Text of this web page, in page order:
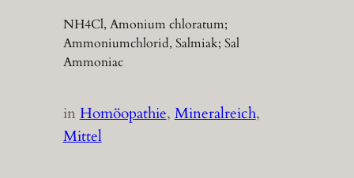
NH4Cl, Amonium chloratum;
Ammoniumchlorid, Salmiak; Sal
Ammoniac
inHomöopathie, Mineralreich
Mittel